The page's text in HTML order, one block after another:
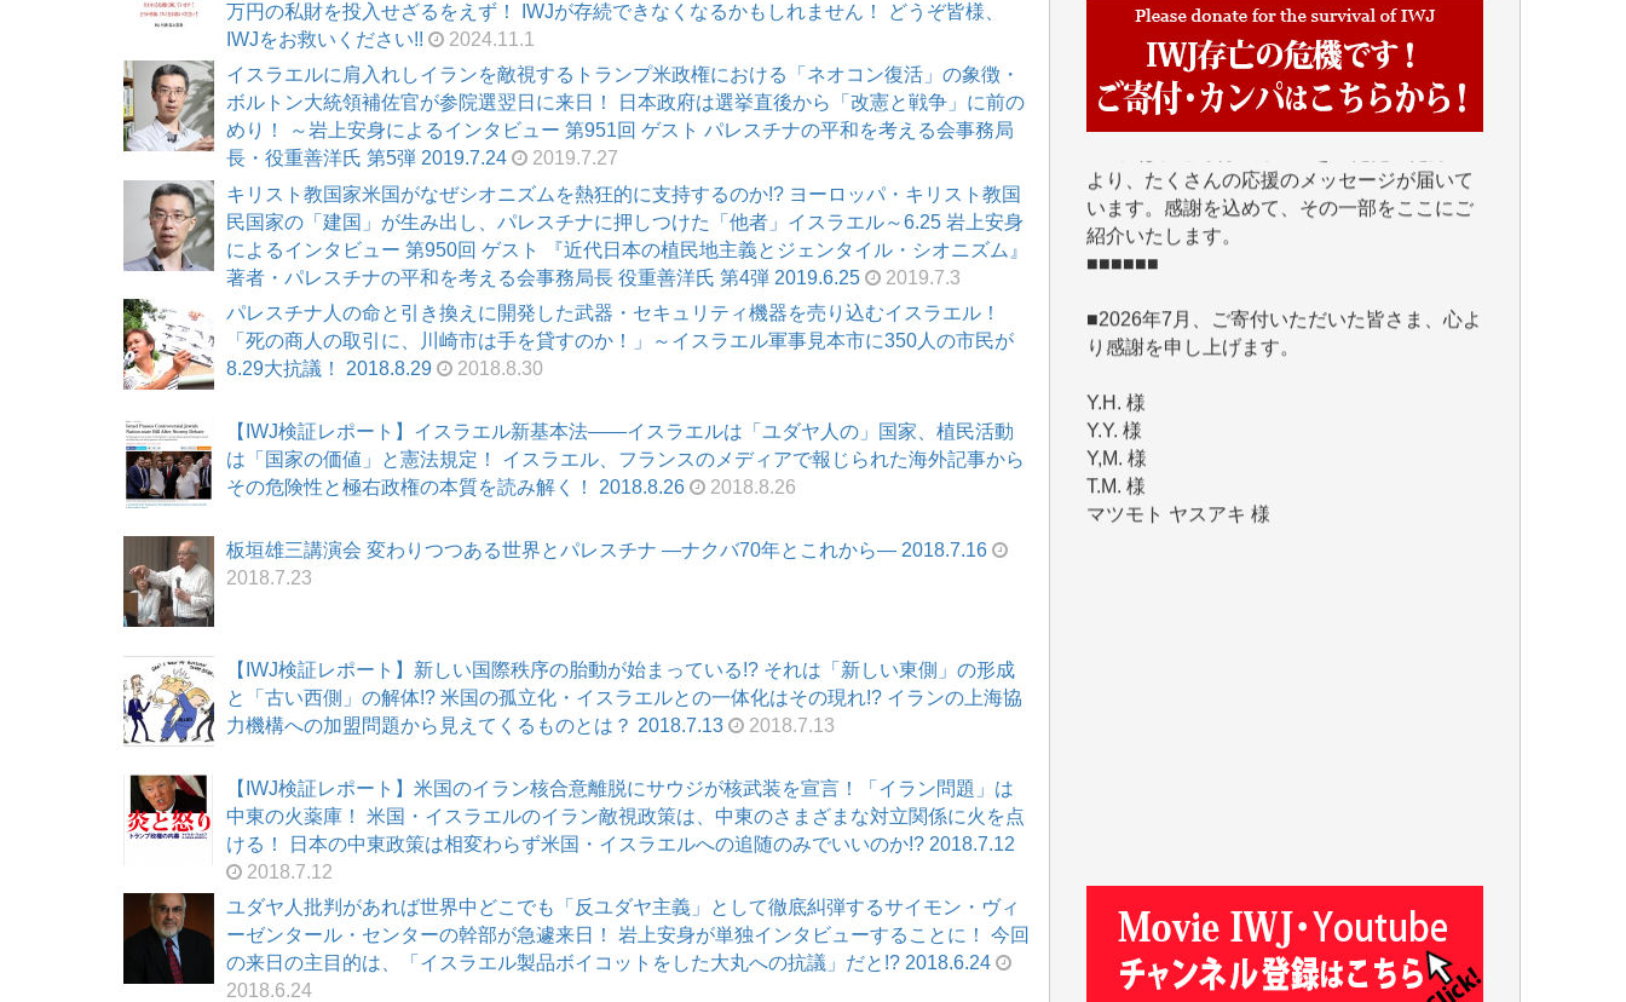
万円の私財を投入せざるをえず！ IWJが存続できなくなるかもしれません！ どうぞ皆様、
IWJをお救いください!!
2024.11.1
イスラエルに肩入れしイランを敵視するトランプ米政権における「ネオコン復活」の象徴・
ボルトン大統領補佐官が参院選翌日に来日！ 日本政府は選挙直後から「改憲と戦争」に前の
めり！ ～岩上安身によるインタビュー 第951回 ゲスト パレスチナの平和を考える会事務局
長・役重善洋氏 第5弾 2019.7.24
2019.7.27
キリスト教国家米国がなぜシオニズムを熱狂的に支持するのか!? ヨーロッパ・キリスト教国
民国家の「建国」が生み出し、パレスチナに押しつけた「他者」イスラエル～6.25 岩上安身
によるインタビュー 第950回 ゲスト 『近代日本の植民地主義とジェンタイル・シオニズム』
著者・パレスチナの平和を考える会事務局長 役重善洋氏 第4弾 2019.6.25
2019.7.3
パレスチナ人の命と引き換えに開発した武器・セキュリティ機器を売り込むイスラエル！
「死の商人の取引に、川崎市は手を貸すのか！」～イスラエル軍事見本市に350人の市民が
8.29大抗議！ 2018.8.29
2018.8.30
【IWJ検証レポート】イスラエル新基本法――イスラエルは「ユダヤ人の」国家、植民活動
は「国家の価値」と憲法規定！ イスラエル、フランスのメディアで報じられた海外記事から
その危険性と極右政権の本質を読み解く！ 2018.8.26
2018.8.26
板垣雄三講演会 変わりつつある世界とパレスチナ ―ナクバ70年とこれから― 2018.7.16
2018.7.23
【IWJ検証レポート】新しい国際秩序の胎動が始まっている!? それは「新しい東側」の形成
と「古い西側」の解体!? 米国の孤立化・イスラエルとの一体化はその現れ!? イランの上海協
力機構への加盟問題から見えてくるものとは？ 2018.7.13
2018.7.13
【IWJ検証レポート】米国のイラン核合意離脱にサウジが核武装を宣言！「イラン問題」は
中東の火薬庫！ 米国・イスラエルのイラン敵視政策は、中東のさまざまな対立関係に火を点
ける！ 日本の中東政策は相変わらず米国・イスラエルへの追随のみでいいのか!? 2018.7.12
2018.7.12
ユダヤ人批判があれば世界中どこでも「反ユダヤ主義」として徹底糾弾するサイモン・ヴィ
ーゼンタール・センターの幹部が急遽来日！ 岩上安身が単独インタビューすることに！ 今回
の来日の主目的は、「イスラエル製品ボイコットをした大丸への抗議」だと!? 2018.6.24
2018.6.24
IWJには、ご寄付・カンパをいただいた方々
より、たくさんの応援のメッセージが届いて
います。感謝を込めて、その一部をここにご
紹介いたします。
■■■■■■
■2026年7月、ご寄付いただいた皆さま、心よ
り感謝を申し上げます。
Y.H. 様
Y.Y. 様
Y,M. 様
T.M. 様
マツモト ヤスアキ 様
マシオン 恵美香 様
岩井 祐子 様
吉村 隆子 様
ASAKO TAKAESU 様
マシオン恵美香 様
平野智生 様
山本賢二 様